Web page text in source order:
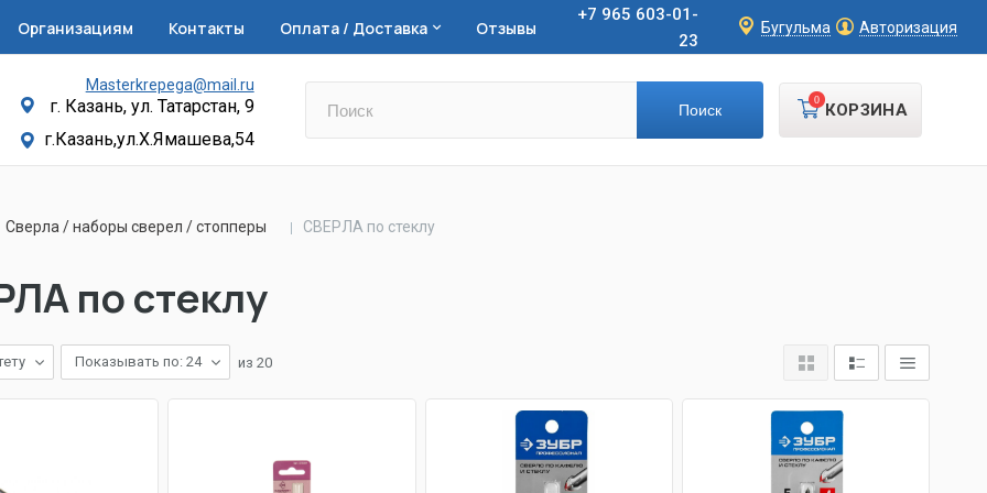
Организациям Контакты Оплата / Доставка Отзывы
+7 965 603-01-
23
Бугульма Авторизация
Masterkrepega@mail.ru
г. Казань, ул. Татарстан, 9
г.Казань,ул.Х.Ямашева,54
КОРЗИНА
0
Сверла / наборы сверел / стопперы СВЕРЛА по стеклу
по стеклу
Показывать по: 24 из 20